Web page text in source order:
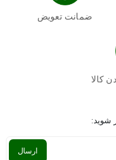
ضمانت تعویض
کالا
شوید: